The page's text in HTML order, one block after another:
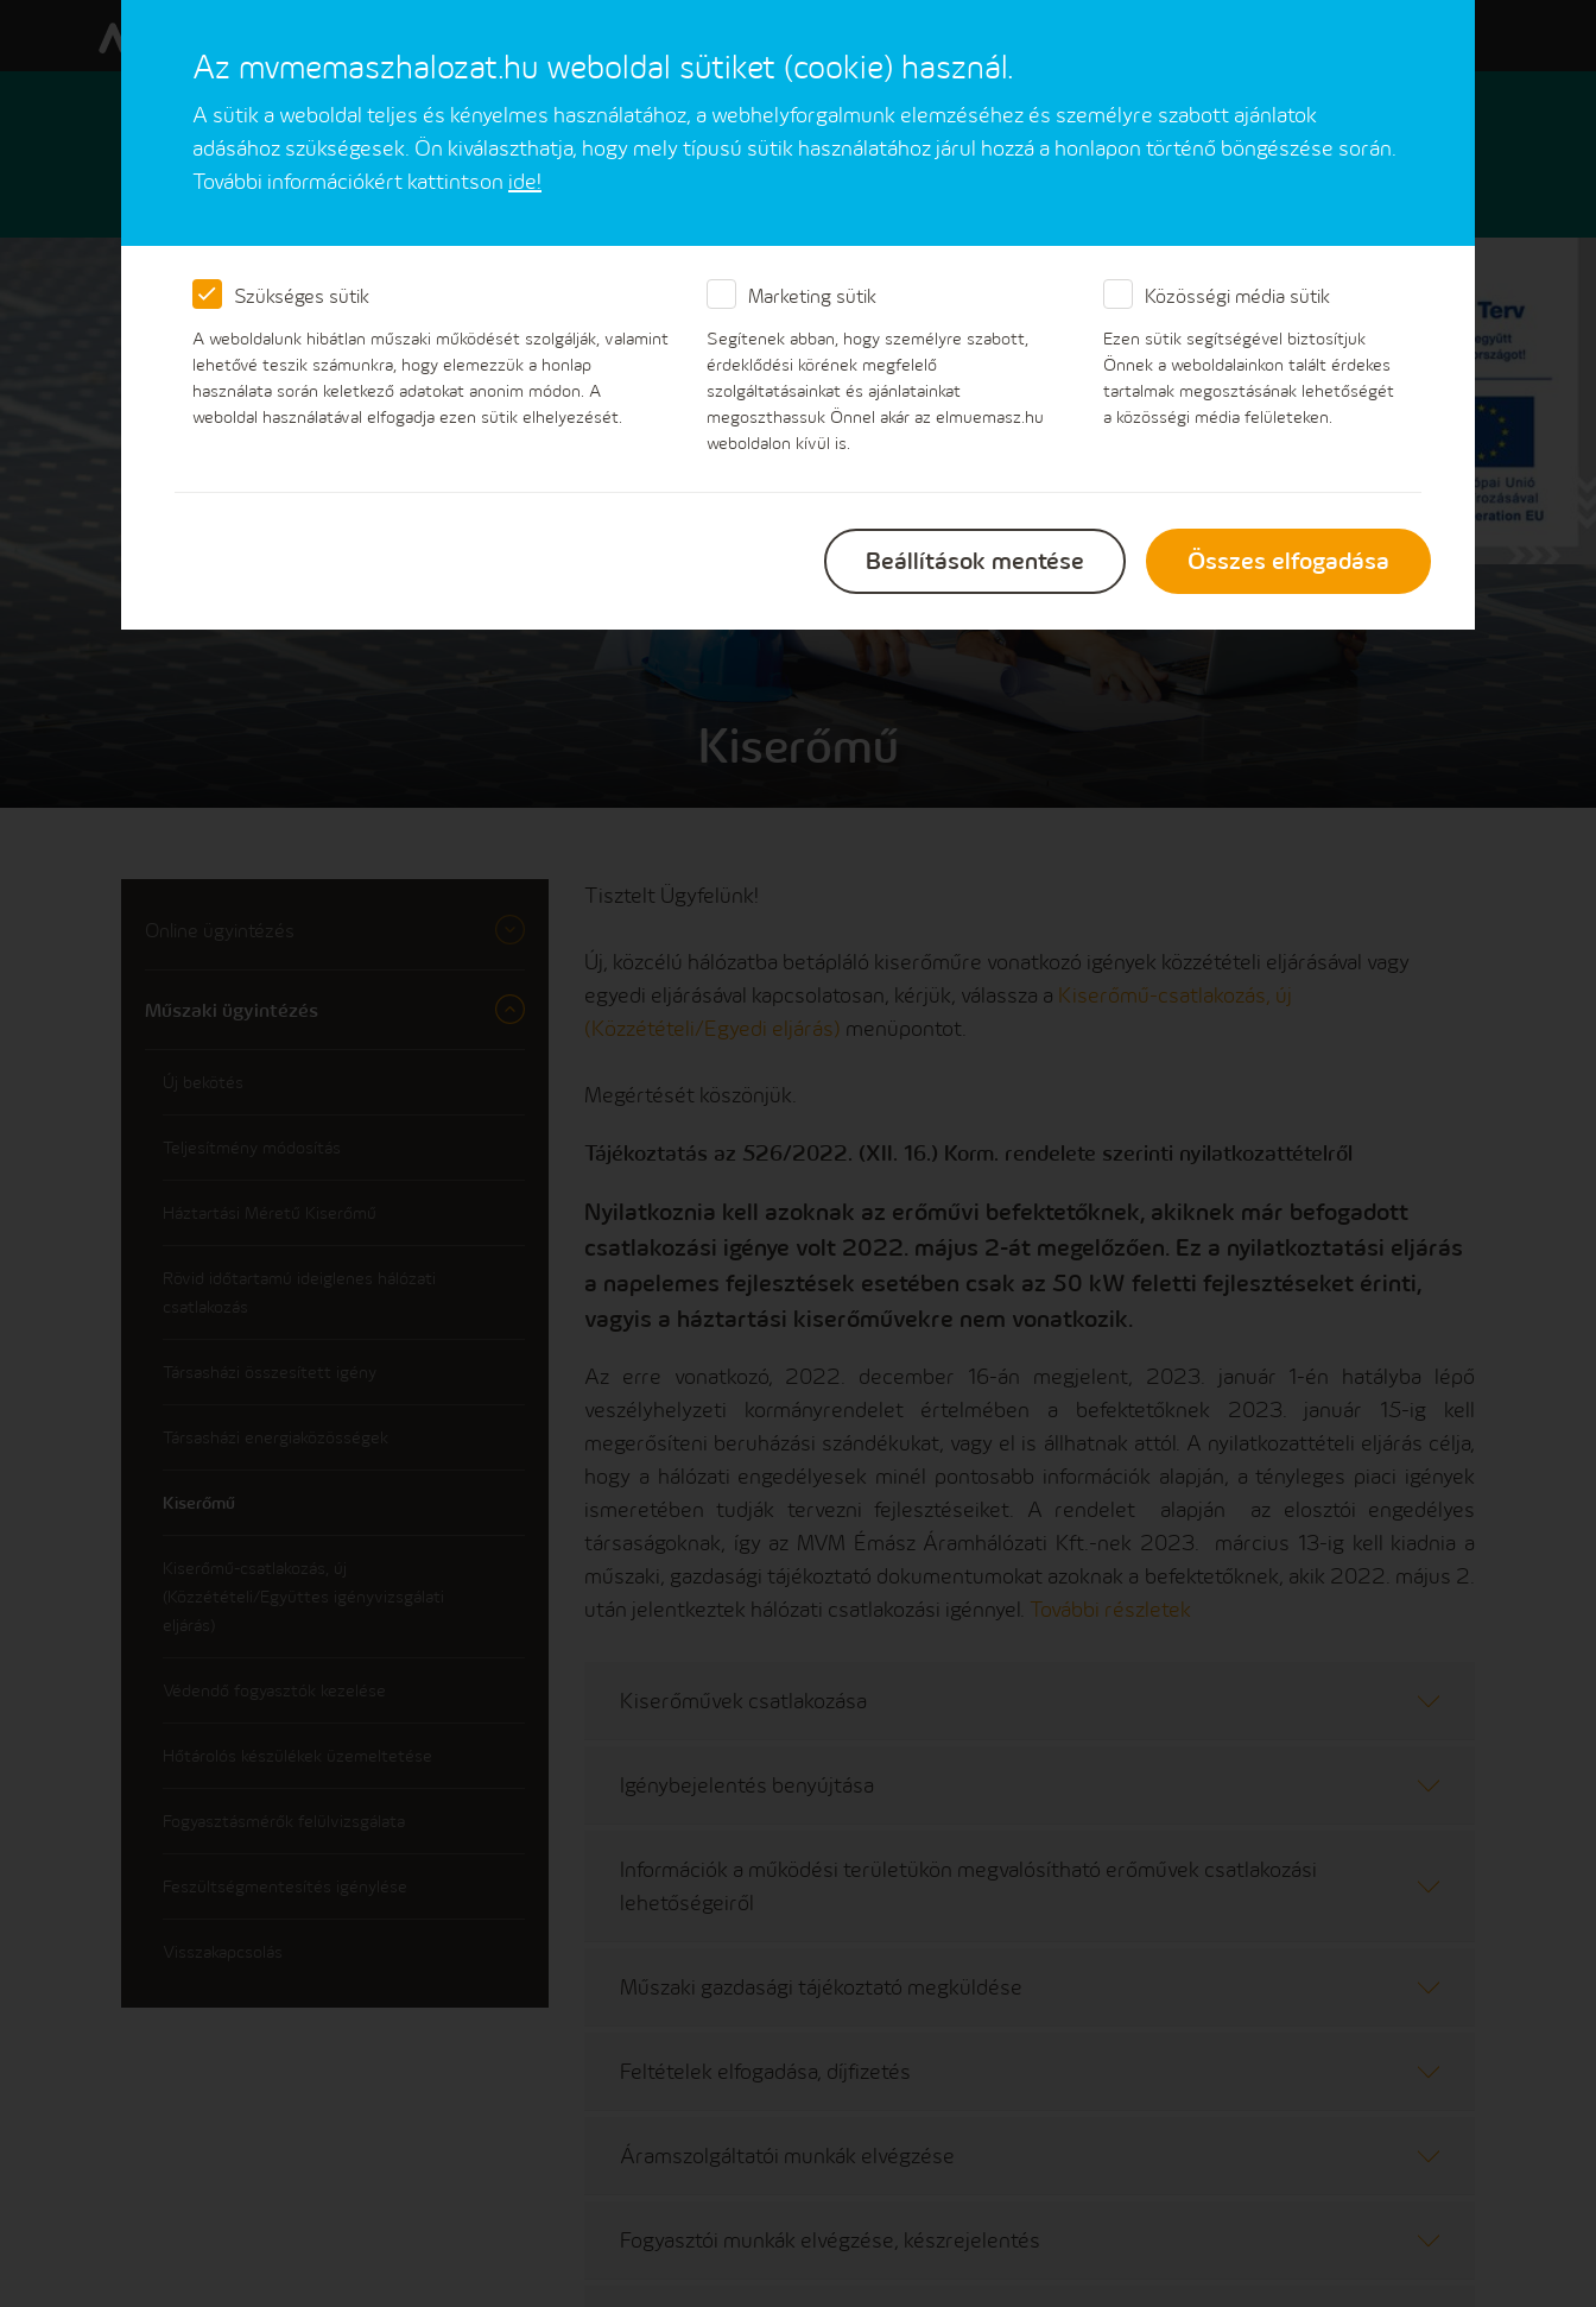
Ügyfeleinknek Ügyintézések
Kiserőmű
Online ügyintézés
Műszaki ügyintézés
Új bekötés
Teljesítmény módosítás
Háztartási Méretű Kiserőmű
Rövid időtartamú ideiglenes hálózati
csatlakozás
Társasházi összesített igény
Társasházi energiaközösségek
Kiserőmű
Kiserőmű-csatlakozás, új
(Közzétételi/Együttes igényvizsgálati
eljárás)
Védendő fogyasztók kezelése
Hőtárolós készülékek üzemeltetése
Fogyasztásmérők felülvizsgálata
Feszültségmentesítés igénylése
Visszakapcsolás
Tisztelt Ügyfelünk!
Új, közcélú hálózatba betápláló kiserőműre vonatkozó igények közzétételi eljárásával vagy
egyedi eljárásával kapcsolatosan, kérjük, válassza a Kiserőmű-csatlakozás, új
(Közzétételi/Egyedi eljárás) menüpontot.
Megértését köszönjük.
Tájékoztatás az 526/2022. (XII. 16.) Korm. rendelete szerinti nyilatkozattételről
Nyilatkoznia kell azoknak az erőművi befektetőknek, akiknek már befogadott
csatlakozási igénye volt 2022. május 2-át megelőzően. Ez a nyilatkoztatási eljárás
a napelemes fejlesztések esetében csak az 50 kW feletti fejlesztéseket érinti,
vagyis a háztartási kiserőművekre nem vonatkozik.
Az erre vonatkozó, 2022. december 16-án megjelent, 2023. január 1-én hatályba lépő
veszélyhelyzeti kormányrendelet értelmében a befektetőknek 2023. január 15-ig kell
megerősíteni beruházási szándékukat, vagy el is állhatnak attól. A nyilatkozattételi eljárás célja,
hogy a hálózati engedélyesek minél pontosabb információk alapján, a tényleges piaci igények
ismeretében tudják tervezni fejlesztéseiket. A rendelet alapján az elosztói engedélyes
társaságoknak, így az MVM Émász Áramhálózati Kft.-nek 2023. március 13-ig kell kiadnia a
műszaki, gazdasági tájékoztató dokumentumokat azoknak a befektetőknek, akik 2022. május 2.
után jelentkeztek hálózati csatlakozási igénnyel. További részletek
Kiserőművek csatlakozása
Igénybejelentés benyújtása
Információk a működési területükön megvalósítható erőművek csatlakozási
lehetőségeiről
Műszaki gazdasági tájékoztató megküldése
Feltételek elfogadása, díjfizetés
Áramszolgáltatói munkák elvégzése
Fogyasztói munkák elvégzése, készrejelentés
Az mvmemaszhalozat.hu weboldal sütiket (cookie) használ.
A sütik a weboldal teljes és kényelmes használatához, a webhelyforgalmunk elemzéséhez és személyre szabott ajánlatok
adásához szükségesek. Ön kiválaszthatja, hogy mely típusú sütik használatához járul hozzá a honlapon történő böngészése során.
További információkért kattintson ide!
Szükséges sütik
A weboldalunk hibátlan műszaki működését szolgálják, valamint
lehetővé teszik számunkra, hogy elemezzük a honlap
használata során keletkező adatokat anonim módon. A
weboldal használatával elfogadja ezen sütik elhelyezését.
Marketing sütik
Segítenek abban, hogy személyre szabott,
érdeklődési körének megfelelő
szolgáltatásainkat és ajánlatainkat
megoszthassuk Önnel akár az elmuemasz.hu
weboldalon kívül is.
Közösségi média sütik
Ezen sütik segítségével biztosítjuk
Önnek a weboldalainkon talált érdekes
tartalmak megosztásának lehetőségét
a közösségi média felületeken.
Beállítások mentése Összes elfogadása